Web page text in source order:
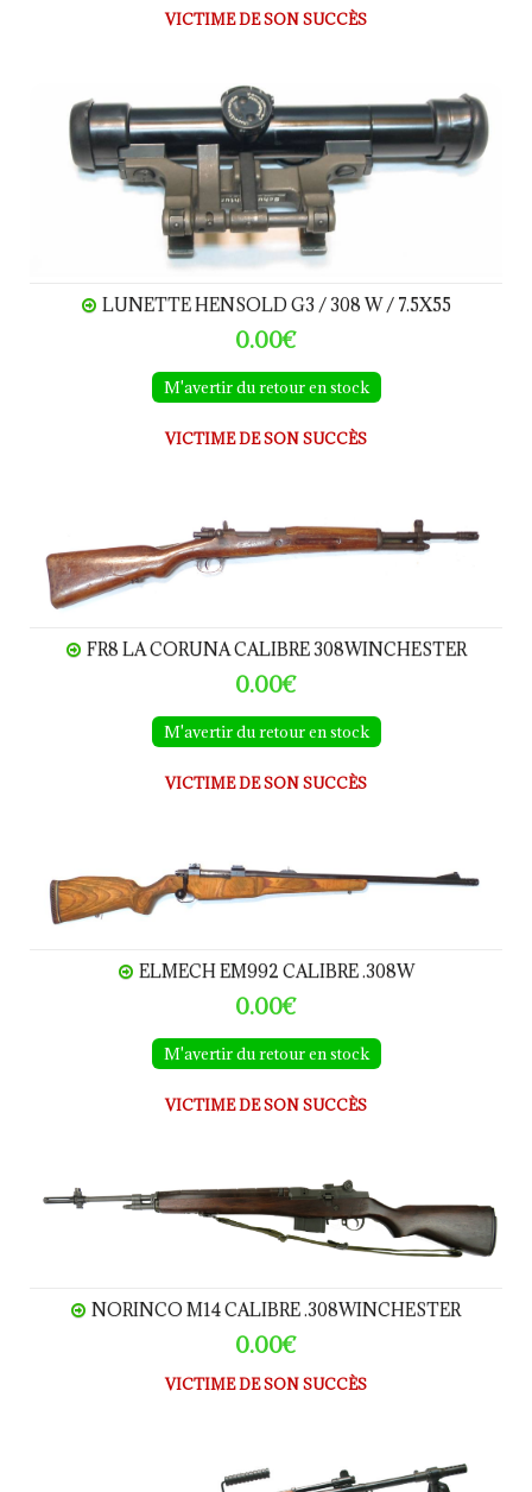
VICTIME DE SON SUCCÈS
Lunette Hensold G3 / 308 W / 7.5x55
LUNETTE HENSOLD G3 / 308 W / 7.5X55
0.00€
M'avertir du retour en stock
VICTIME DE SON SUCCÈS
FR8 LA CORUNA calibre 308Winchester
FR8 LA CORUNA CALIBRE 308WINCHESTER
0.00€
M'avertir du retour en stock
VICTIME DE SON SUCCÈS
ELMECH EM992 calibre .308W
ELMECH EM992 CALIBRE .308W
0.00€
M'avertir du retour en stock
VICTIME DE SON SUCCÈS
Norinco M14 calibre .308Winchester
NORINCO M14 CALIBRE .308WINCHESTER
0.00€
VICTIME DE SON SUCCÈS